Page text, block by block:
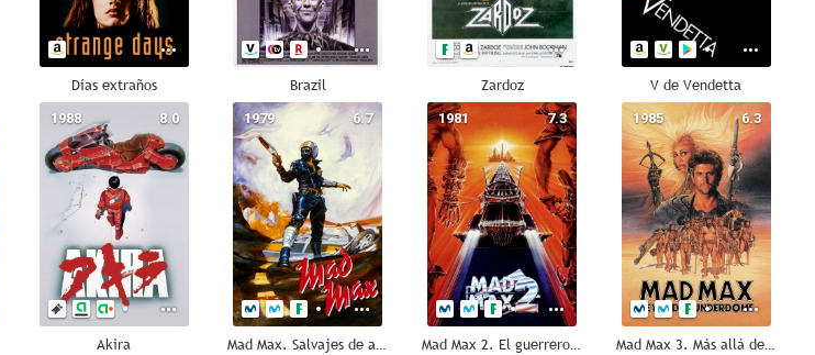
Días extraños Brazil Zardoz V de Vendetta
8.0
1988
Akira
6.7
1979
Mad Max. Salvajes de autopista
7.3
1981
Mad Max 2. El guerrero de la carretera
6.3
1985
Mad Max 3. Más allá de la cúpula del trueno